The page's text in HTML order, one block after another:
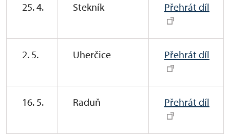
25. 4. Stekník Přehrát díl
2. 5. Uherčice Přehrát díl
16. 5. Raduň Přehrát díl